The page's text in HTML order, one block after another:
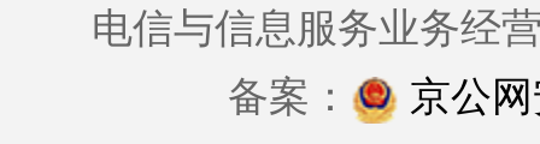
电信与信息服务业务经
备案：
京公网